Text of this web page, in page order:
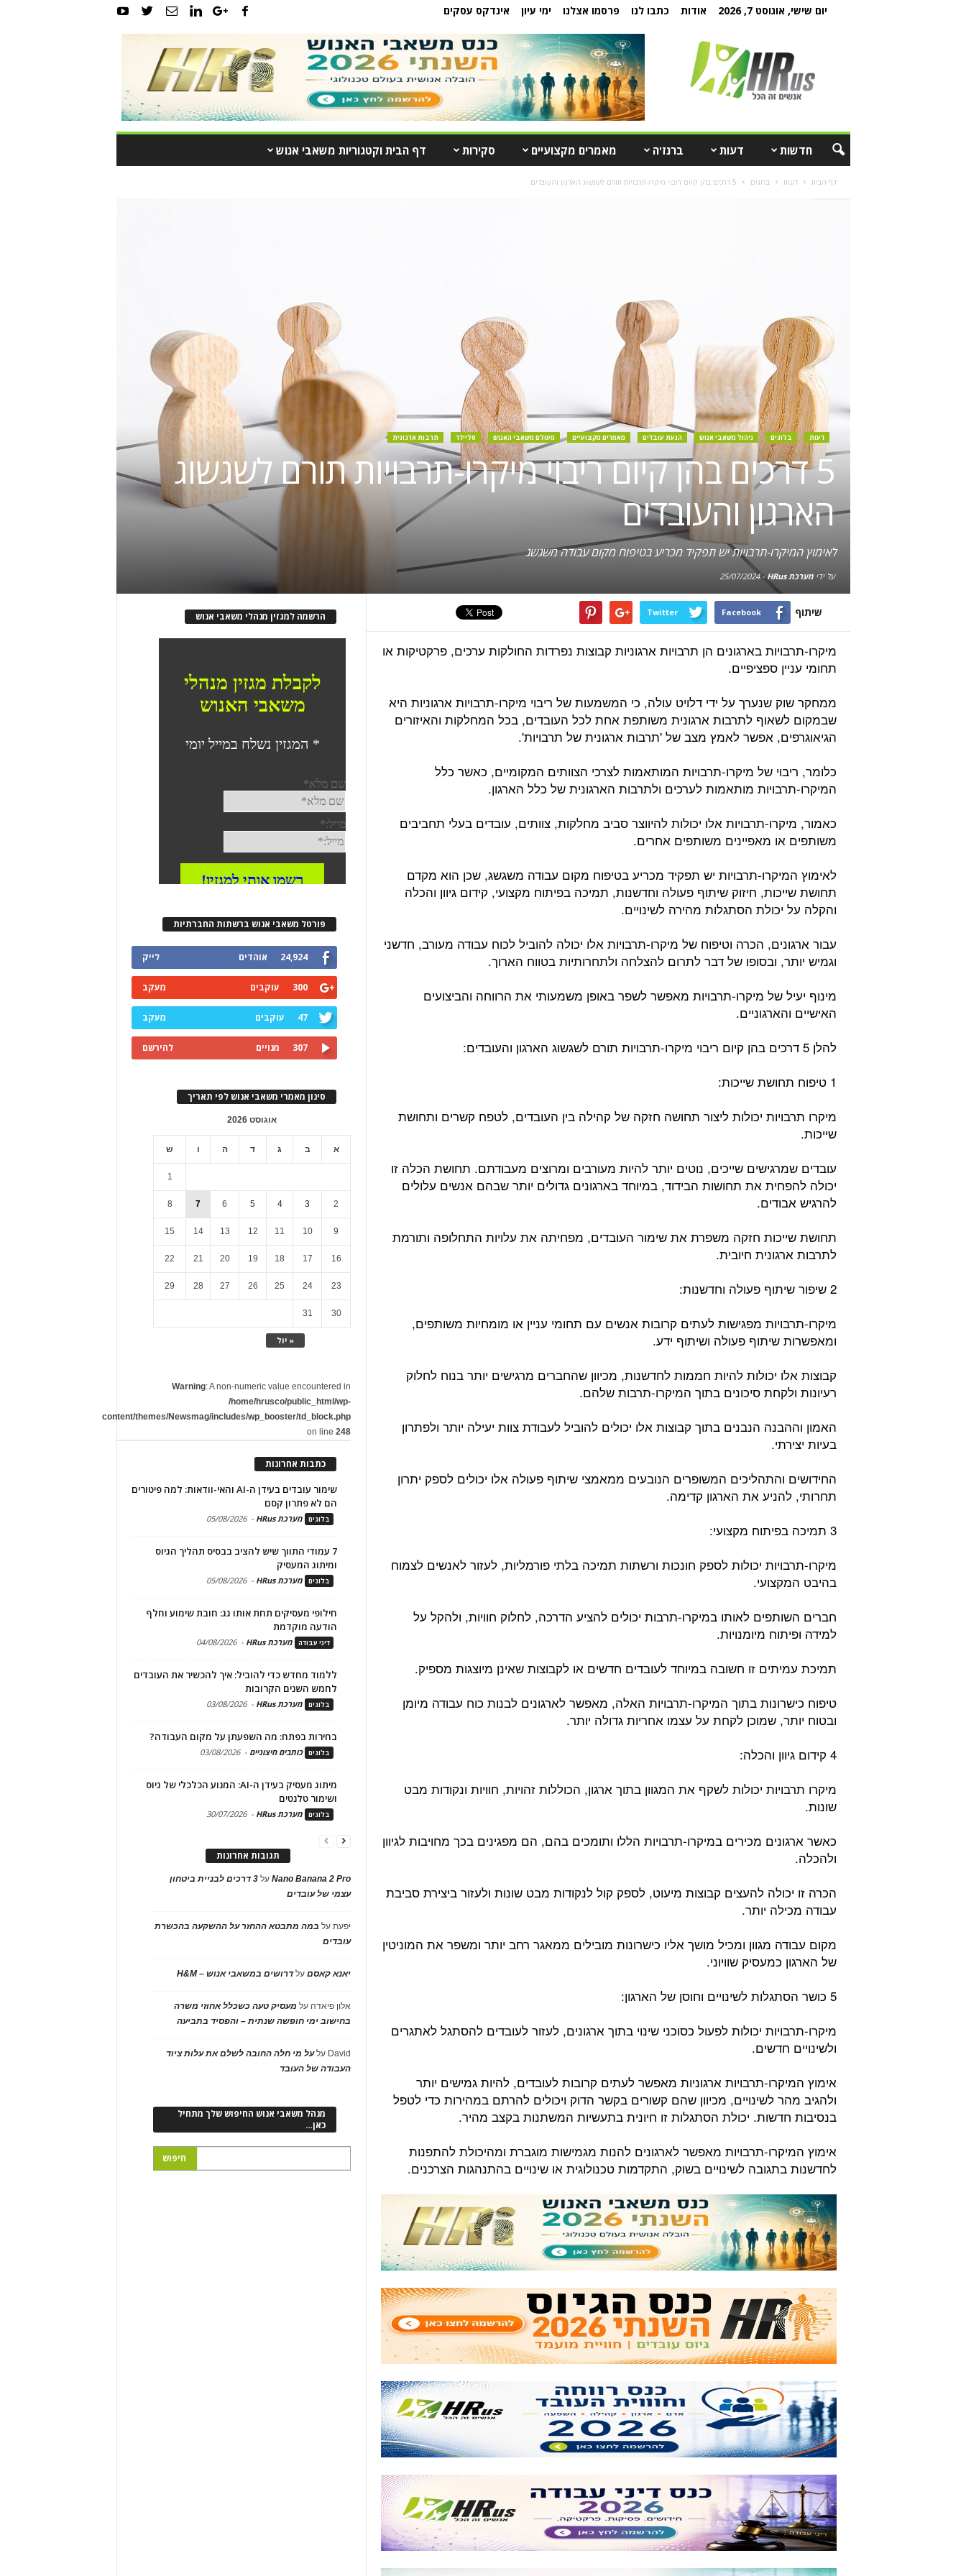
יום שישי, אוגוסט 7, 2026 אודות כתבו לנו פרסמו אצלנו ימי עיון אינדקס עסקים
חדשות דעות ברנז'ה מאמרים מקצועיים סקירות דף הבית וקטגוריות משאבי אנוש
דף הבית דעות בלוגים 5 דרכים בהן קיום ריבוי מיקרו-תרבויות תורם לשגשוג הארגון והעובדים
דעות בלוגים ניהול משאבי אנוש הנעת עובדים מאמרים מקצועיים מעולם משאבי האנוש סליידר תרבות ארגונית
5 דרכים בהן קיום ריבוי מיקרו-תרבויות תורם לשגשוג
הארגון והעובדים
לאימוץ המיקרו-תרבויות יש תפקיד מכריע בטיפוח מקום עבודה משגשג
על ידימערכת HRus -
25/07/2024
שיתוף Facebook
Twitter
מיקרו-תרבויות בארגונים הן תרבויות ארגוניות קבוצות נפרדות החולקות ערכים, פרקטיקות או
תחומי עניין ספציפיים.
ממחקר שוק שנערך על ידי דלויט עולה, כי המשמעות של ריבוי מיקרו-תרבויות ארגוניות היא
שבמקום לשאוף לתרבות ארגונית משותפת אחת לכל העובדים, בכל המחלקות והאיזורים
הגיאוגרפים, אפשר לאמץ מצב של 'תרבות ארגונית של תרבויות'.
כלומר, ריבוי של מיקרו-תרבויות המותאמות לצרכי הצוותים המקומיים, כאשר כלל
המיקרו-תרבויות מותאמות לערכים ולתרבות הארגונית של כלל הארגון.
כאמור, מיקרו-תרבויות אלו יכולות להיווצר סביב מחלקות, צוותים, עובדים בעלי תחביבים
משותפים או מאפיינים משותפים אחרים.
לאימוץ המיקרו-תרבויות יש תפקיד מכריע בטיפוח מקום עבודה משגשג, שכן הוא מקדם
תחושת שייכות, חיזוק שיתוף פעולה וחדשנות, תמיכה בפיתוח מקצועי, קידום גיוון והכלה
והקלה על יכולת הסתגלות מהירה לשינויים.
עבור ארגונים, הכרה וטיפוח של מיקרו-תרבויות אלו יכולה להוביל לכוח עבודה מעורב, חדשני
וגמיש יותר, ובסופו של דבר לתרום להצלחה ולתחרותיות בטווח הארוך.
מינוף יעיל של מיקרו-תרבויות מאפשר לשפר באופן משמעותי את הרווחה והביצועים
האישיים והארגוניים.
להלן 5 דרכים בהן קיום ריבוי מיקרו-תרבויות תורם לשגשוג הארגון והעובדים:
1 טיפוח תחושת שייכות:
מיקרו תרבויות יכולות ליצור תחושה חזקה של קהילה בין העובדים, לטפח קשרים ותחושת
שייכות.
עובדים שמרגישים שייכים, נוטים יותר להיות מעורבים ומרוצים מעבודתם. תחושת הכלה זו
יכולה להפחית את תחושות הבידוד, במיוחד בארגונים גדולים יותר שבהם אנשים עלולים
להרגיש אבודים.
תחושת שייכות חזקה משפרת את שימור העובדים, מפחיתה את עלויות התחלופה ותורמת
לתרבות ארגונית חיובית.
2 שיפור שיתוף פעולה וחדשנות:
מיקרו-תרבויות מפגישות לעתים קרובות אנשים עם תחומי עניין או מומחיות משותפים,
ומאפשרות שיתוף פעולה ושיתוף ידע.
קבוצות אלו יכולות להיות חממות לחדשנות, מכיוון שהחברים מרגישים יותר בנוח לחלוק
רעיונות ולקחת סיכונים בתוך המיקרו-תרבות שלהם.
האמון וההבנה הנבנים בתוך קבוצות אלו יכולים להוביל לעבודת צוות יעילה יותר ולפתרון
בעיות יצירתי.
החידושים והתהליכים המשופרים הנובעים ממאמצי שיתוף פעולה אלו יכולים לספק יתרון
תחרותי, להניע את הארגון קדימה.
3 תמיכה בפיתוח מקצועי:
מיקרו-תרבויות יכולות לספק חונכות ורשתות תמיכה בלתי פורמליות, לעזור לאנשים לצמוח
בהיבט המקצועי.
חברים השותפים לאותו במיקרו-תרבות יכולים להציע הדרכה, לחלוק חוויות, ולהקל על
למידה ופיתוח מיומנויות.
תמיכת עמיתים זו חשובה במיוחד לעובדים חדשים או לקבוצות שאינן מיוצגות מספיק.
טיפוח כישרונות בתוך המיקרו-תרבויות האלה, מאפשר לארגונים לבנות כוח עבודה מיומן
ובטוח יותר, שמוכן לקחת על עצמו אחריות גדולה יותר.
4 קידום גיוון והכלה:
מיקרו תרבויות יכולות לשקף את המגוון בתוך ארגון, הכוללות זהויות, חוויות ונקודות מבט
שונות.
כאשר ארגונים מכירים במיקרו-תרבויות הללו ותומכים בהם, הם מפגינים בכך מחויבות לגיוון
ולהכלה.
הכרה זו יכולה להעצים קבוצות מיעוט, לספק קול לנקודות מבט שונות ולעזור ביצירת סביבת
עבודה מכילה יותר.
מקום עבודה מגוון ומכיל מושך אליו כישרונות מובילים ממאגר רחב יותר ומשפר את המוניטין
של הארגון כמעסיק שוויוני.
5 כושר הסתגלות לשינויים וחוסן של הארגון:
מיקרו-תרבויות יכולות לפעול כסוכני שינוי בתוך ארגונים, לעזור לעובדים להסתגל לאתגרים
ולשינויים חדשים.
אימוץ המיקרו-תרבויות ארגוניות מאפשר לעתים קרובות לעובדים, להיות גמישים יותר
ולהגיב מהר לשינויים, מכיוון שהם קשורים בקשר הדוק ויכולים להרתם במהירות כדי לטפל
בנסיבות חדשות. יכולת הסתגלות זו חיונית בתעשיות המשתנות בקצב מהיר.
אימוץ המיקרו-תרבויות מאפשר לארגונים להנות מגמישות מוגברת ומהיכולת להתפנות
לחדשנות בתגובה לשינויים בשוק, התקדמות טכנולוגית או שינויים בהתנהגות הצרכנים.
הרשמה למגזין מנהלי משאבי אנוש
פורטל משאבי אנוש ברשתות החברתיות
24,924 אוהדים לייק
300 עוקבים מעקב
47 עוקבים מעקב
307 מנויים להירשם
סינון מאמרי משאבי אנוש לפי תאריך
אוגוסט 2026
א ב ג ד ה ו ש
« יול
1
2
3
4
5
6
7
8
9
10
11
12
13
14
15
16
17
18
19
20
21
22
23
24
25
26
27
28
29
30
31
Warning: A non-numeric value encountered in
/home/hrusco/public_html/wp-
content/themes/Newsmag/includes/wp_booster/td_block.php
on line248
כתבות אחרונות
שימור עובדים בעידן ה-AI והאי-וודאות: למה פיטורים
הם לא פתרון קסם
בלוגים מערכת HRus -
05/08/2026
7 עמודי התווך שיש להציב בבסיס תהליך הגיוס
ומיתוג המעסיק
בלוגים מערכת HRus -
05/08/2026
חילופי מעסיקים תחת אותו גג: חובת שימוע וחלף
הודעה מוקדמת
דיני עבודה מערכת HRus -
04/08/2026
ללמוד מחדש כדי להוביל: איך להכשיר את העובדים
לחמש השנים הקרובות
בלוגים מערכת HRus -
03/08/2026
בחירות בפתח: מה השפעתן על מקום העבודה?
בלוגים כותבים חיצוניים -
03/08/2026
מיתוג מעסיק בעידן ה-AI: המנוע הכלכלי של גיוס
ושימור טלנטים
בלוגים מערכת HRus -
30/07/2026
תגובות אחרונות
Nano Banana 2 Proעל
3 דרכים לבניית ביטחון
עצמי של עובדים
יפעתעל במה מתבטא ההחזר על ההשקעה בהכשרת
עובדים
יאנא קאסםעלדרושים במשאבי אנוש – H&M
אלון פיאדה על מעסיק טעה כשכלל אחוזי משרה
בחישוב ימי חופשה שנתית – והפסיד בתביעה
David עלעל מי חלה החובה לשלם את עלות ציוד
העבודה של העובד
מנהל משאבי אנוש החיפוש שלך מתחיל
כאן…